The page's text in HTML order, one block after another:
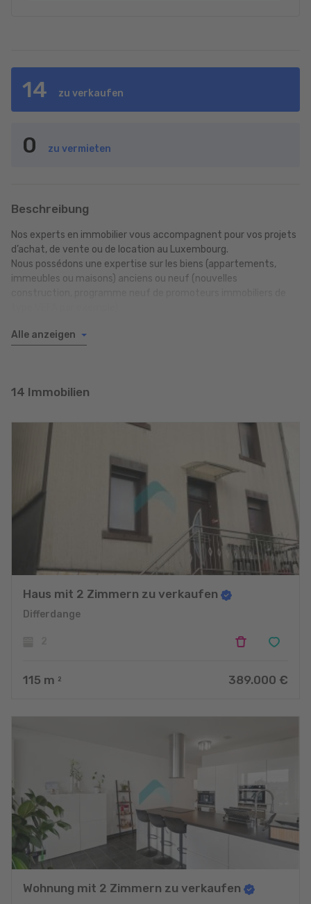
14 zu verkaufen
0 zu vermieten
Beschreibung
Nos experts en immobilier vous accompagnent pour vos projets
d’achat, de vente ou de location au Luxembourg.
Nous possédons une expertise sur les biens (appartements,
immeubles ou maisons) anciens ou neuf (nouvelles
Choisir Lovin’Home, agence située à Schifflange, c’est
Alle anzeigen
14 Immobilien
Haus mit 2 Zimmern zu verkaufen
Differdange
115 m 2 389.000 €
Wohnung mit 2 Zimmern zu verkaufen